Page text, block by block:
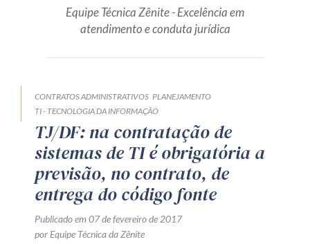
Produtos e serviços
Orientação por Escrito
Mentoria Zênite
Capacitação
Zênite Online
Eventos presenciais
Equipe Técnica Zênite - Excelência em
atendimento e conduta jurídica
CONTRATOS ADMINISTRATIVOS PLANEJAMENTO
TI - TECNOLOGIA DA INFORMAÇÃO
TJ/DF: na contratação de
sistemas de TI é obrigatória a
previsão, no contrato, de
entrega do código fonte
Publicado em 07 de fevereiro de 2017
por Equipe Técnica da Zênite